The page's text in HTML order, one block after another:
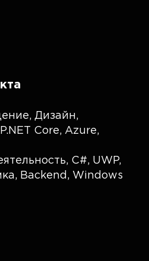
, Дизайн,
Core, Azure,
, C#, UWP,
, Backend , Windows